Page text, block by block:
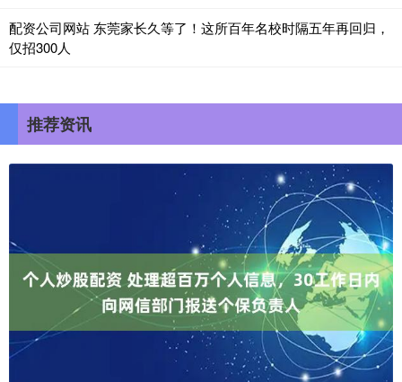
配资公司网站 东莞家长久等了！这所百年名校时隔五年再回归，
仅招300人
推荐资讯